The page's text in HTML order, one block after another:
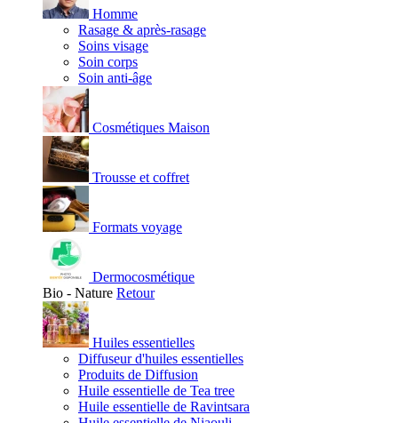
Homme
Rasage & après-rasage
Soins visage
Soin corps
Soin anti-âge
Cosmétiques Maison
Trousse et coffret
Formats voyage
Dermocosmétique
Bio - Nature Retour
Huiles essentielles
Diffuseur d'huiles essentielles
Produits de Diffusion
Huile essentielle de Tea tree
Huile essentielle de Ravintsara